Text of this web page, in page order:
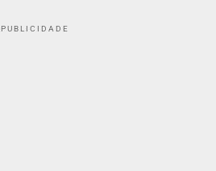
PUBLICIDADE